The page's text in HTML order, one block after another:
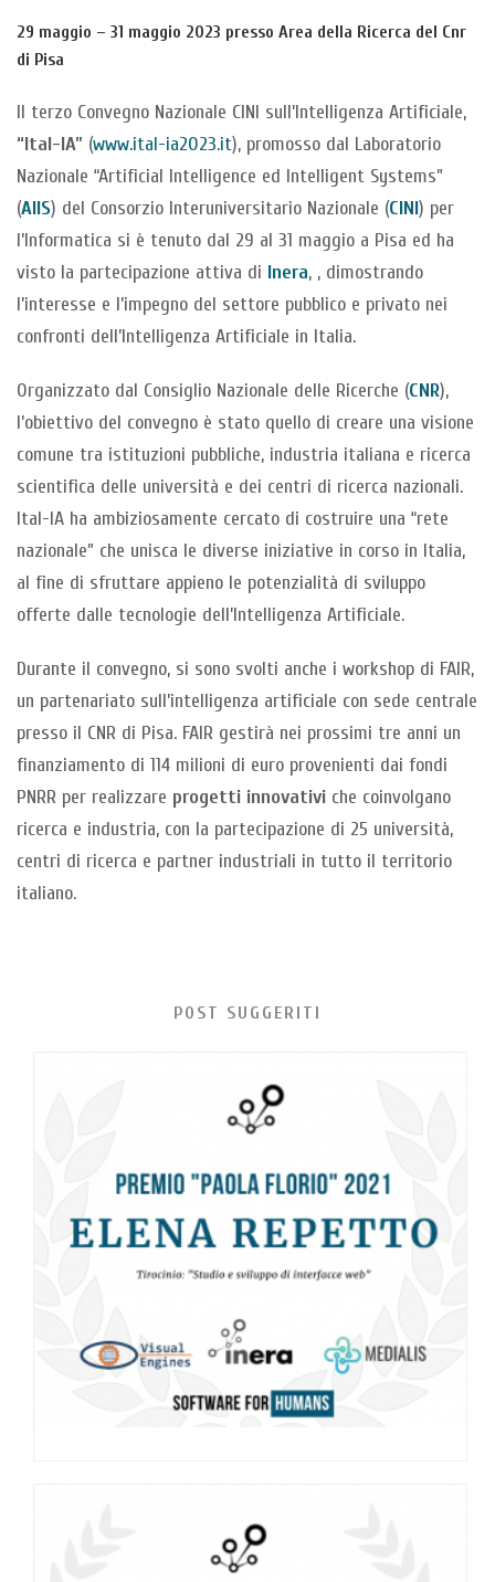
29 maggio – 31 maggio 2023 presso Area della Ricerca del Cnr
di Pisa
Il terzo Convegno Nazionale CINI sull’Intelligenza Artificiale,
“Ital-IA” (www.ital-ia2023.it), promosso dal Laboratorio
Nazionale “Artificial Intelligence ed Intelligent Systems”
(AIIS) del Consorzio Interuniversitario Nazionale (CINI) per
l’Informatica si è tenuto dal 29 al 31 maggio a Pisa ed ha
visto la partecipazione attiva di Inera, , dimostrando
l’interesse e l’impegno del settore pubblico e privato nei
confronti dell’Intelligenza Artificiale in Italia.
Organizzato dal Consiglio Nazionale delle Ricerche (CNR),
l’obiettivo del convegno è stato quello di creare una visione
comune tra istituzioni pubbliche, industria italiana e ricerca
scientifica delle università e dei centri di ricerca nazionali.
Ital-IA ha ambiziosamente cercato di costruire una “rete
nazionale” che unisca le diverse iniziative in corso in Italia,
al fine di sfruttare appieno le potenzialità di sviluppo
offerte dalle tecnologie dell’Intelligenza Artificiale.
Durante il convegno, si sono svolti anche i workshop di FAIR,
un partenariato sull’intelligenza artificiale con sede centrale
presso il CNR di Pisa. FAIR gestirà nei prossimi tre anni un
finanziamento di 114 milioni di euro provenienti dai fondi
PNRR per realizzare progetti innovativi che coinvolgano
ricerca e industria, con la partecipazione di 25 università,
centri di ricerca e partner industriali in tutto il territorio
italiano.
POST SUGGERITI